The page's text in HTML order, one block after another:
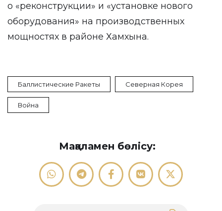
о «реконструкции» и «установке нового
оборудования» на производственных
мощностях в районе Хамхына.
Баллистические Ракеты Северная Корея
Война
Мақаламен бөлісу: